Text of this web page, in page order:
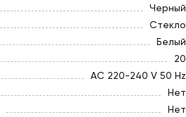
Черный
Стекло
Белый
20
AC 220-240 V 50 Hz
Нет
Нет